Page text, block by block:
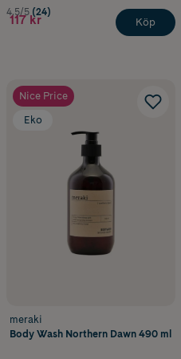
4.5/5 (24)
117 kr Köp
Nice Price
Eko
meraki
Body Wash Northern Dawn 490 ml